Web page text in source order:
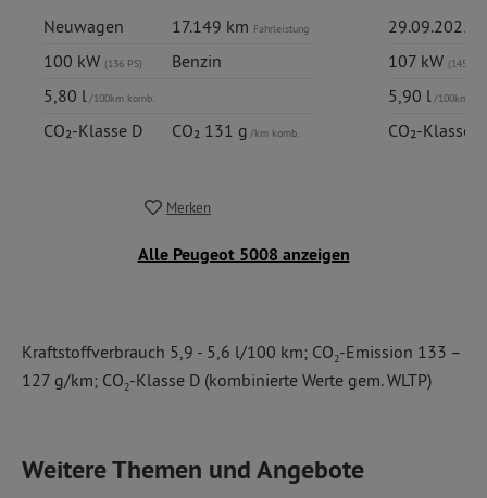
Neuwagen 17.149 km Fahrleistung
100 kW (136 PS)
Benzin
5,80 l/100km komb.
CO₂-Klasse D CO₂ 131 g/km komb.
Merken
29.09.2025
107 kW (145 PS)
5,90 l/100km
CO₂-Klasse D
Alle Peugeot 5008 anzeigen
Kraftstoffverbrauch 5,9 - 5,6 l/100 km; CO2-Emission 133 –
127 g/km; CO2-Klasse D (kombinierte Werte gem. WLTP)
Weitere Themen und Angebote